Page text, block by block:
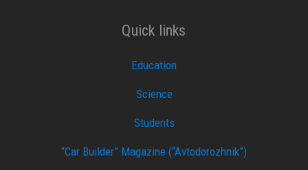
Quick links
Education
Science
Students
“Car Builder” Magazine (“Avtodorozhnik”)